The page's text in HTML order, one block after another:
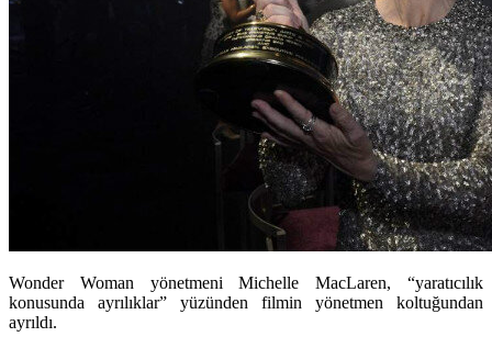
Wonder Woman yönetmeni Michelle MacLaren, “yaratıcılık
konusunda ayrılıklar” yüzünden filmin yönetmen koltuğundan
ayrıldı.